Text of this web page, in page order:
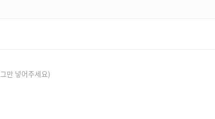
만 넣어주세요)